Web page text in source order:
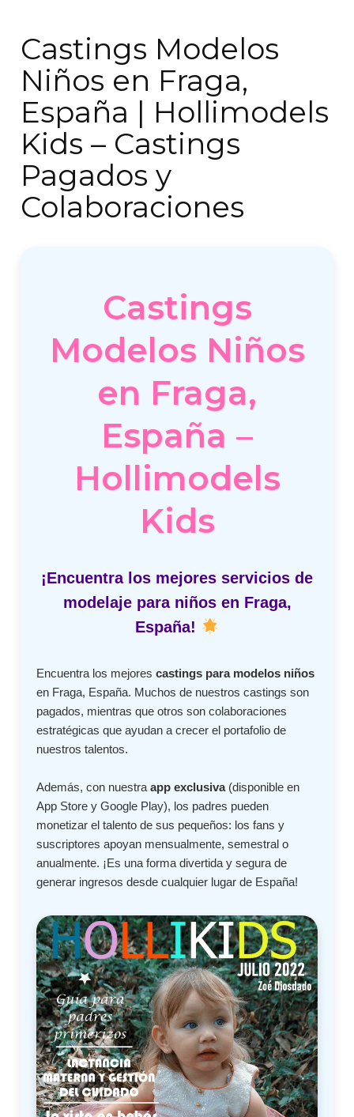
Castings Modelos
Niños en Fraga,
España | Hollimodels
Kids – Castings
Pagados y
Colaboraciones
Castings
Modelos Niños
en Fraga,
España –
Hollimodels
Kids
¡Encuentra los mejores servicios de
modelaje para niños en Fraga,
España!
Encuentra los mejorescastings para modelos niños
en Fraga, España. Muchos de nuestros castings son
pagados, mientras que otros son colaboraciones
estratégicas que ayudan a crecer el portafolio de
nuestros talentos.
Además, con nuestraapp exclusiva(disponible en
App Store y Google Play), los padres pueden
monetizar el talento de sus pequeños: los fans y
suscriptores apoyan mensualmente, semestral o
anualmente. ¡Es una forma divertida y segura de
generar ingresos desde cualquier lugar de España!